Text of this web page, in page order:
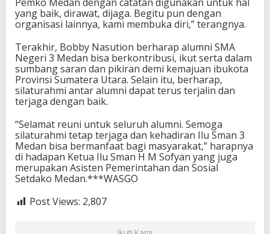
yang baik, dirawat, dijaga. Begitu pun dengan
organisasi lainnya, kami membuka diri,” terangnya.
Terakhir, Bobby Nasution berharap alumni SMA
Negeri 3 Medan bisa berkontribusi, ikut serta dalam
sumbang saran dan pikiran demi kemajuan ibukota
Provinsi Sumatera Utara. Selain itu, berharap,
silaturahmi antar alumni dapat terus terjalin dan
terjaga dengan baik.
“Selamat reuni untuk seluruh alumni. Semoga
silaturahmi tetap terjaga dan kehadiran Ilu Sman 3
Medan bisa bermanfaat bagi masyarakat,” harapnya
di hadapan Ketua Ilu Sman H M Sofyan yang juga
merupakan Asisten Pemerintahan dan Sosial
Setdako Medan.***WASGO
Post Views: 2,807